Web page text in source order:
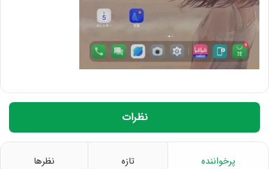
نظرات
پرخواننده تازه نظرها